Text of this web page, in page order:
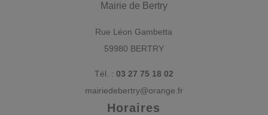
Mairie de Bertry
Rue Léon Gambetta
59980 BERTRY
Tél. : 03 27 75 18 02
mairiedebertry@orange.fr
Horaires